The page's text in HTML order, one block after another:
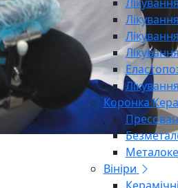
Коронка
Вініри